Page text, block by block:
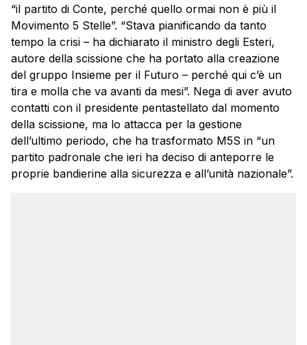
“il partito di Conte, perché quello ormai non è più il
Movimento 5 Stelle”. “Stava pianificando da tanto
tempo la crisi – ha dichiarato il ministro degli Esteri,
autore della scissione che ha portato alla creazione
del gruppo Insieme per il Futuro – perché qui c’è un
tira e molla che va avanti da mesi”. Nega di aver avuto
contatti con il presidente pentastellato dal momento
della scissione, ma lo attacca per la gestione
dell’ultimo periodo, che ha trasformato M5S in “un
partito padronale che ieri ha deciso di anteporre le
proprie bandierine alla sicurezza e all’unità nazionale”.